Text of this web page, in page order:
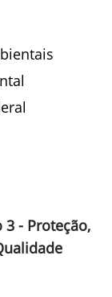
3 - Proteção,